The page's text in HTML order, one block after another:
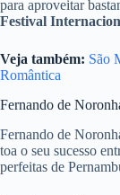
para aproveitar
Festival
Veja também: São
Romântica
Fernando de
Fernando de
toa o seu sucesso
perfeitas de